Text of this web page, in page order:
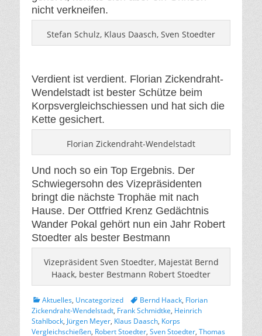
nicht verkneifen.
Stefan Schulz, Klaus Daasch, Sven Stoedter
Verdient ist verdient. Florian Zickendraht-
Wendelstadt ist bester Schütze beim
Korpsvergleichschiessen und hat sich die
Kette gesichert.
Florian Zickendraht-Wendelstadt
Und noch so ein Top Ergebnis. Der
Schwiegersohn des Vizepräsidenten
bringt die nächste Trophäe mit nach
Hause. Der Ottfried Krenz Gedächtnis
Wander Pokal gehört nun ein Jahr Robert
Stoedter als bester Bestmann
Vizepräsident Sven Stoedter, Majestät Bernd
Haack, bester Bestmann Robert Stoedter
Kategorien
Aktuelles, Uncategorized TagsBernd Haack, Florian
Zickendraht-Wendelstadt, Frank Schmidtke, Heinrich
Stahlbock, Jürgen Meyer, Klaus Daasch, Korps
Vergleichschießen, Robert Stoedter, Sven Stoedter, Thomas